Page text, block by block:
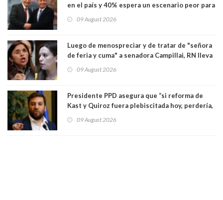
en el país y 40% espera un escenario peor para
09 August 2026
Luego de menospreciar y de tratar de "señora
de feria y cuma" a senadora Campillai, RN lleva
09 August 2026
Presidente PPD asegura que “si reforma de
Kast y Quiroz fuera plebiscitada hoy, perdería,
a favor de la oposición, sería una victoria de la
09 August 2026